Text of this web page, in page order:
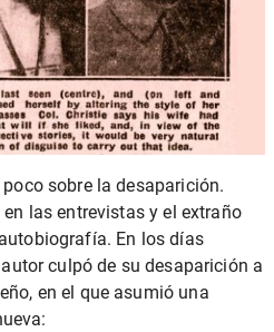
sobre la desaparición.
las entrevistas y el extraño
En los días
culpó de su desaparición a
en el que asumió una